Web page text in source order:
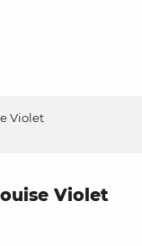
Violet
Violet